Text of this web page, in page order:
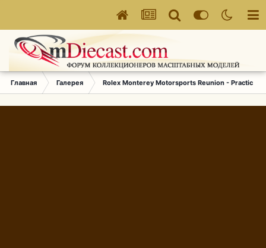
Главная Галерея Rolex Monterey Motorsports Reunion - Practice